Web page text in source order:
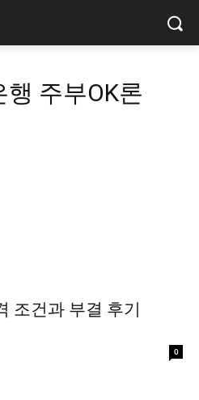
행 주부OK론
조건과 부결 후기
0